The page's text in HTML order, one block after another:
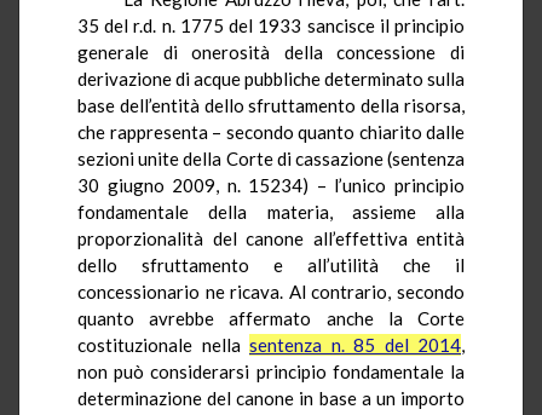
35 delr.d. n. 1775 del 1933 sancisce il principio
generale di onerosità della concessione di
derivazione di acque pubbliche determinato sulla
base dell’entità dello sfruttamento della risorsa,
che rappresenta – secondo quanto chiarito dalle
sezioni unite della Corte di cassazione (sentenza
30 giugno 2009, n. 15234) – l’unico principio
fondamentale della materia, assieme alla
proporzionalità del canone all’effettiva entità
dello sfruttamento e all’utilità che il
concessionario ne ricava. Al contrario, secondo
quanto avrebbe affermato anche la Corte
costituzionale nella sentenza n. 85 del 2014,
non può considerarsi principio fondamentale la
determinazione del canone in base a un importo